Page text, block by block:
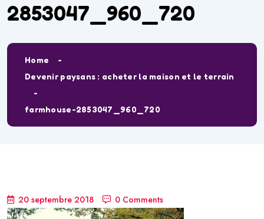
2853047_960_720
Home
Devenir paysans : acheter la maison et le terrain
farmhouse-2853047_960_720
20 septembre 2018 0 Comments